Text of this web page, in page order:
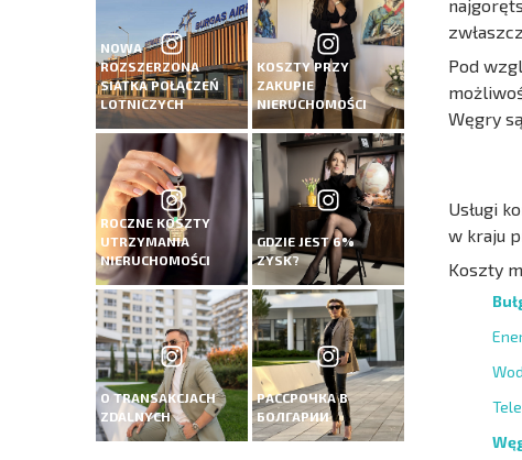
NOWA
ROZSZERZONA
SIATKA POŁĄCZEŃ
LOTNICZYCH
KOSZTY PRZY
ZAKUPIE
NIERUCHOMOŚCI
ROCZNE KOSZTY
UTRZYMANIA
NIERUCHOMOŚCI
GDZIE JEST 6%
ZYSK?
O TRANSAKCJACH
ZDALNYCH
РАССРОЧКА В
БОЛГАРИИ
Pod
Węgry
Usługi
w kraju
Koszty